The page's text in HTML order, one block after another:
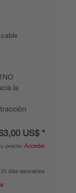
la
US$ *
precio: Acceder
días laborables